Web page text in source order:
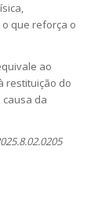
que reforça o
ao
restituição do
da